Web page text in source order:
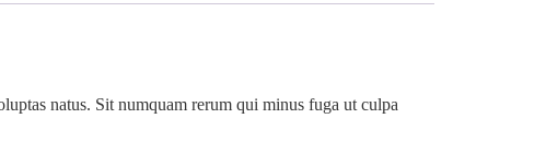
natus. Sit numquam rerum qui minus fuga ut culpa